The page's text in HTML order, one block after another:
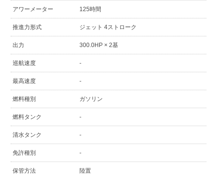
アワーメーター 125時間
推進力形式 ジェット 4ストローク
出力 300.0HP × 2基
巡航速度 -
最高速度 -
燃料種別 ガソリン
燃料タンク -
清水タンク -
免許種別 -
保管方法 陸置